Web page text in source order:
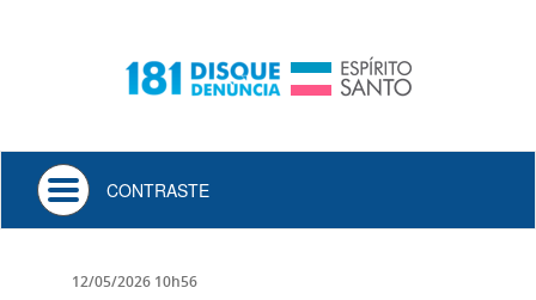
Toggle
navigation
CONTRASTE
12/05/2026 10h56